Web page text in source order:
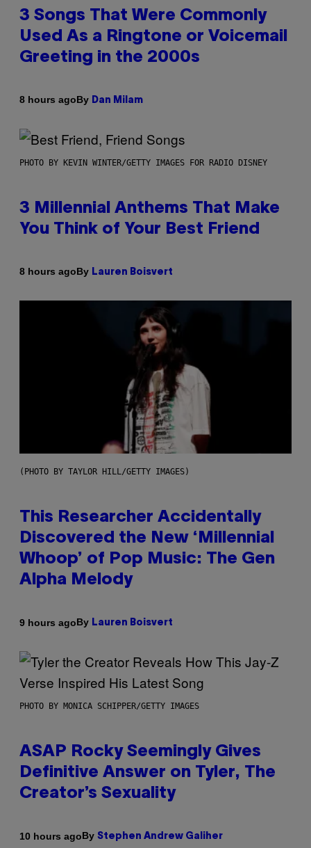
3 Songs That Were Commonly
Used As a Ringtone or Voicemail
Greeting in the 2000s
8 hours agoBy Dan Milam
PHOTO BY KEVIN WINTER/GETTY IMAGES FOR RADIO DISNEY
3 Millennial Anthems That Make
You Think of Your Best Friend
8 hours agoBy Lauren Boisvert
(PHOTO BY TAYLOR HILL/GETTY IMAGES)
This Researcher Accidentally
Discovered the New ‘Millennial
Whoop’ of Pop Music: The Gen
Alpha Melody
9 hours agoBy Lauren Boisvert
PHOTO BY MONICA SCHIPPER/GETTY IMAGES
ASAP Rocky Seemingly Gives
Definitive Answer on Tyler, The
Creator’s Sexuality
10 hours agoBy Stephen Andrew Galiher